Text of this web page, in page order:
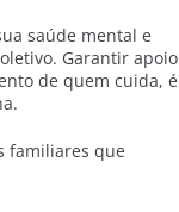
saúde mental e
Garantir apoio
de quem cuida, é
familiares que